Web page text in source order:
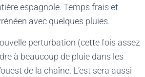
espagnole. Temps frais et
avec quelques pluies.
perturbation (cette fois assez
à beaucoup de pluie dans les
de la chaîne. L’est sera aussi